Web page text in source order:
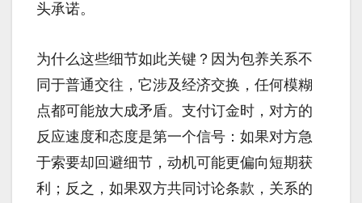
头承诺。
为什么这些细节如此关键？因为包养关系不
同于普通交往，它涉及经济交换，任何模糊
点都可能放大成矛盾。支付订金时，对方的
反应速度和态度是第一个信号：如果对方急
于索要却回避细节，动机可能更偏向短期获
利；反之，如果双方共同讨论条款，关系的